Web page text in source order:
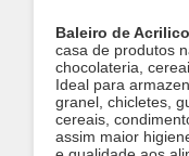
Baleiro de
casa de produtos
chocolateria,
Ideal para
granel, chicletes,
cereais,
assim maior